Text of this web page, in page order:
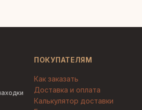
ПОКУПАТЕЛЯМ
Как заказать
Доставка и оплата
Калькулятор доставки